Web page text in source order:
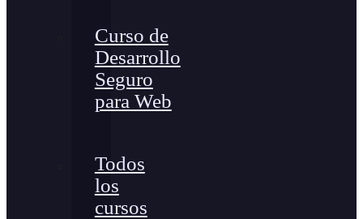
Curso de
Desarrollo
Seguro
para Web
Todos
los
cursos